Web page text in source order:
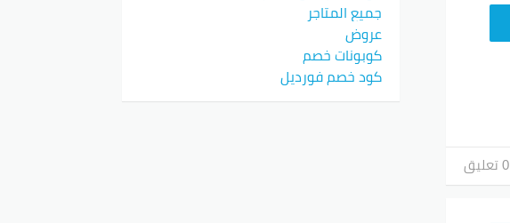
0 تعليق
جميع المتاجر
عروض
كوبونات خصم
كود خصم فورديل